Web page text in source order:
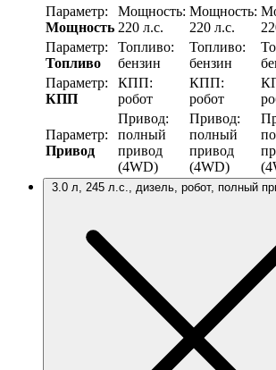
Параметр:
Мощность
Мощность:
220 л.с.
Мощность:
220 л.с.
Параметр:
Топливо
Топливо:
бензин
Топливо:
бензин
Параметр:
КПП
КПП:
робот
КПП:
робот
Параметр:
Привод
Привод:
полный
привод
(4WD)
Привод:
полный
привод
(4WD)
3.0 л, 245 л.с., дизель, робот, полный